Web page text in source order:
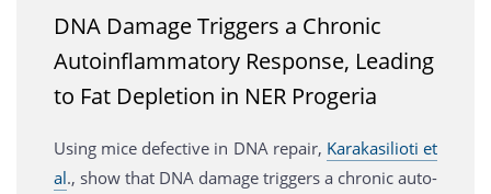
DNA Damage Triggers a Chronic
Autoinflammatory Response, Leading
to Fat Depletion in NER Progeria
Using mice defective in DNA repair, Karakasilioti et
al., show that DNA damage triggers a chronic auto-